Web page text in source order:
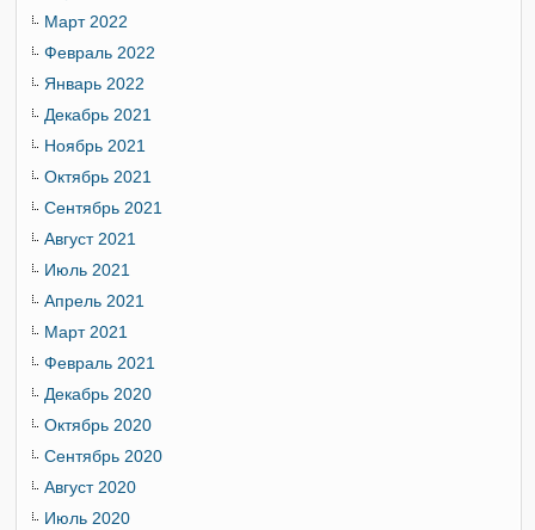
Март 2022
Февраль 2022
Январь 2022
Декабрь 2021
Ноябрь 2021
Октябрь 2021
Сентябрь 2021
Август 2021
Июль 2021
Апрель 2021
Март 2021
Февраль 2021
Декабрь 2020
Октябрь 2020
Сентябрь 2020
Август 2020
Июль 2020